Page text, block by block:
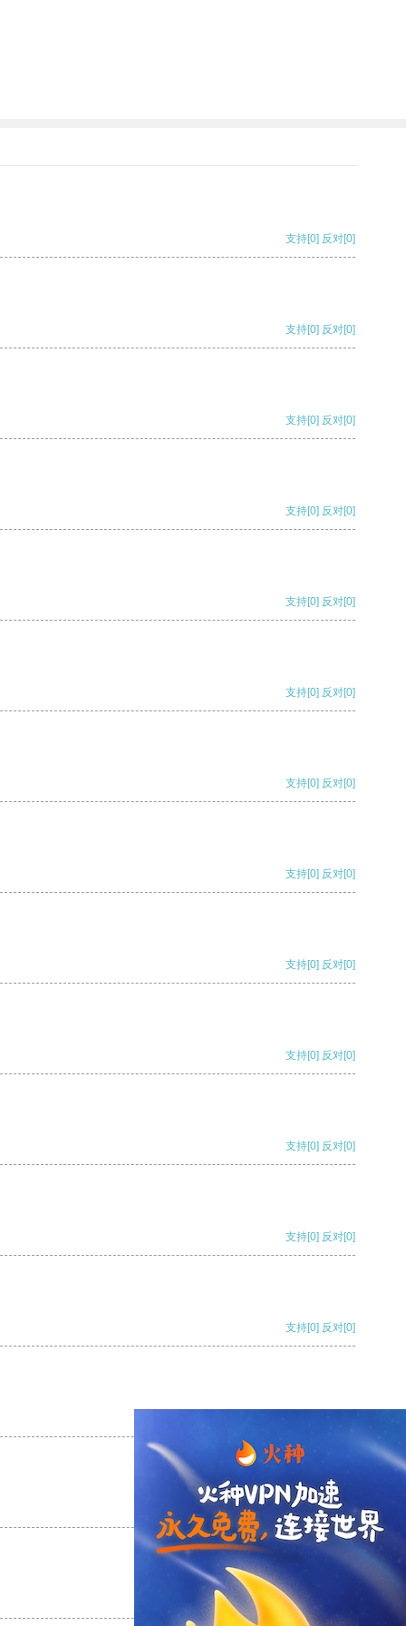
支持[0] 反对[0]
支持[0] 反对[0]
支持[0] 反对[0]
支持[0] 反对[0]
支持[0] 反对[0]
支持[0] 反对[0]
支持[0] 反对[0]
支持[0] 反对[0]
支持[0] 反对[0]
支持[0] 反对[0]
支持[0] 反对[0]
支持[0] 反对[0]
支持[0] 反对[0]
支持 [0] 反对 [0]
支持